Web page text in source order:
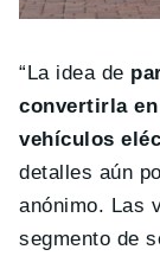
“La idea de
convertirla
vehículos
detalles aún
anónimo. Las
segmento de